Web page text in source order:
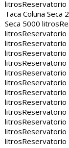
litrosReservatorio
Taca Coluna Seca
Seca 5000 litros
litrosReservatorio
litrosReservatorio
litrosReservatorio
litrosReservatorio
litrosReservatorio
litrosReservatorio
litrosReservatorio
litrosReservatorio
litrosReservatorio
litrosReservatorio
litrosReservatorio
litrosReservatorio